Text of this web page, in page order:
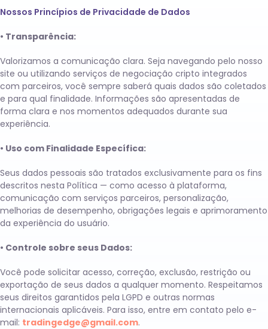
Nossos Princípios de Privacidade de Dados
• Transparência:
Valorizamos a comunicação clara. Seja navegando pelo nosso
site ou utilizando serviços de negociação cripto integrados
com parceiros, você sempre saberá quais dados são coletados
e para qual finalidade. Informações são apresentadas de
forma clara e nos momentos adequados durante sua
experiência.
• Uso com Finalidade Específica:
Seus dados pessoais são tratados exclusivamente para os fins
descritos nesta Política — como acesso à plataforma,
comunicação com serviços parceiros, personalização,
melhorias de desempenho, obrigações legais e aprimoramento
da experiência do usuário.
• Controle sobre seus Dados:
Você pode solicitar acesso, correção, exclusão, restrição ou
exportação de seus dados a qualquer momento. Respeitamos
seus direitos garantidos pela LGPD e outras normas
internacionais aplicáveis. Para isso, entre em contato pelo e-
mail: tradingedge@gmail.com.